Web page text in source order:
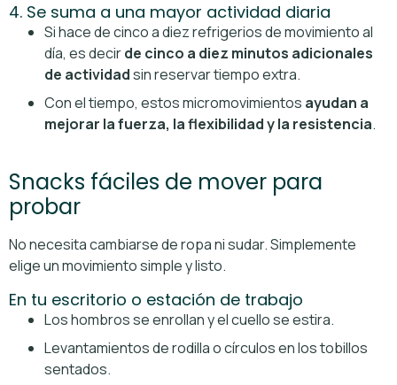
4. Se suma a una mayor actividad diaria
Si hace de cinco a diez refrigerios de movimiento al
día, es decirde cinco a diez minutos adicionales
de actividadsin reservar tiempo extra.
Con el tiempo, estos micromovimientos ayudan a
mejorar la fuerza, la flexibilidad y la resistencia.
Snacks fáciles de mover para
probar
No necesita cambiarse de ropa ni sudar. Simplemente
elige un movimiento simple y listo.
En tu escritorio o estación de trabajo
Los hombros se enrollan y el cuello se estira.
Levantamientos de rodilla o círculos en los tobillos
sentados.